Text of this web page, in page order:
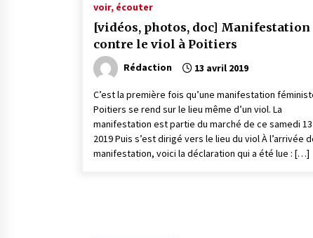
voir, écouter
[vidéos, photos, doc] Manifestation
contre le viol à Poitiers
Rédaction 13 avril 2019
C’est la première fois qu’une manifestation
Poitiers se rend sur le lieu même d’un viol. La
manifestation est partie du marché de ce samedi
2019 Puis s’est dirigé vers le lieu du viol À l’arrivée
manifestation, voici la déclaration qui a été lue : […]